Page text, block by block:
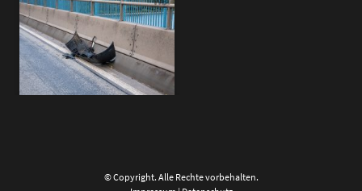
© Copyright. Alle Rechte vorbehalten.